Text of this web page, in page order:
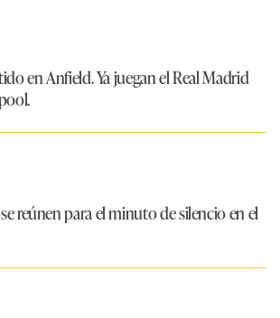
en Anfield. Ya juegan el Real Madrid
reúnen para el minuto de silencio en el